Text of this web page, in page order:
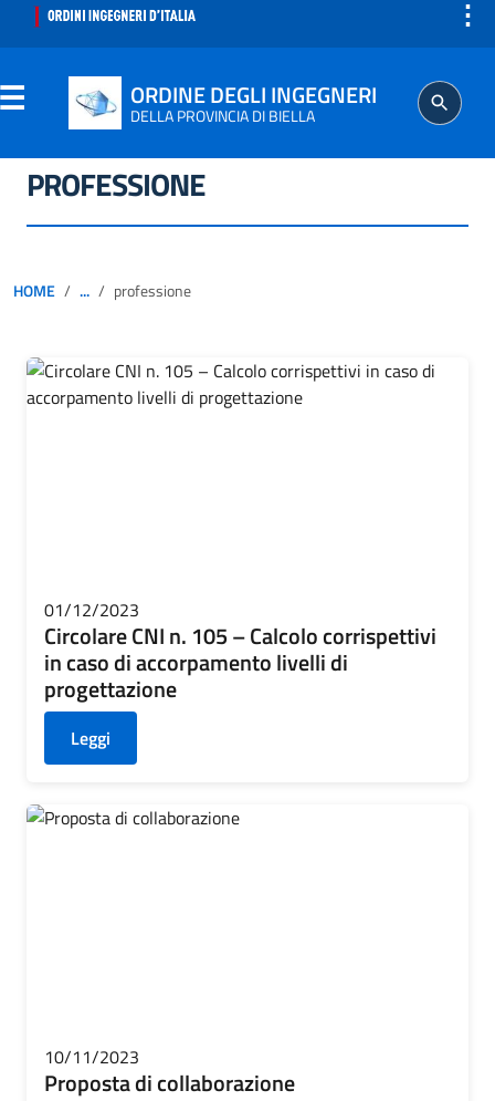
⋮
ORDINE DEGLI INGEGNERI
DELLA PROVINCIA DI BIELLA
ORDINE
PROFESSIONE
PROFESSIONE
HOME ... professione
01/12/2023
Circolare CNI n. 105 – Calcolo corrispettivi
in caso di accorpamento livelli di
progettazione
Leggi
10/11/2023
Proposta di collaborazione